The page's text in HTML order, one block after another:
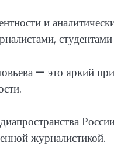
и
— это яркий
журналистикой.